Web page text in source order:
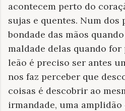
acontecem perto do
sujas e quentes. Num dos
bondade das mãos
maldade delas quando for
leão é preciso ser antes
nos faz perceber que
coisas é descobrir ao
irmandade, uma